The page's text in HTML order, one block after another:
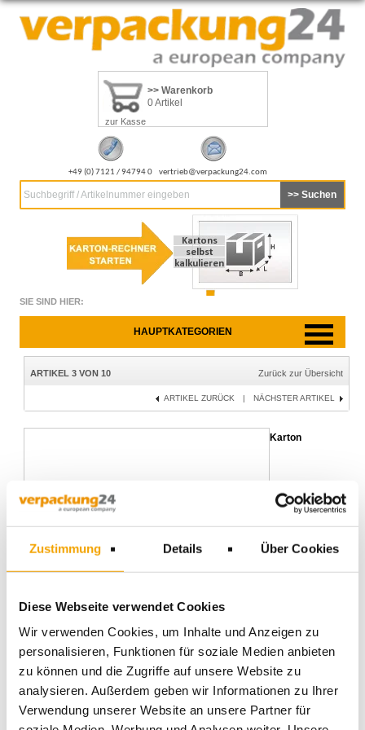
Zustimmung Details Über Cookies
Diese Webseite verwendet Cookies
Wir verwenden Cookies, um Inhalte und Anzeigen zu
personalisieren, Funktionen für soziale Medien anbieten
zu können und die Zugriffe auf unsere Website zu
analysieren. Außerdem geben wir Informationen zu Ihrer
Verwendung unserer Website an unsere Partner für
>> Warenkorb
0 Artikel
zur Kasse
+49 (0) 7121 / 94794 0 vertrieb@verpackung24.com
Suchbegriff / Artikelnummer eingeben
SIE SIND HIER:
HAUPTKATEGORIEN
ARTIKEL 3 VON 10 Zurück zur Übersicht
ARTIKEL ZURÜCK | NÄCHSTER ARTIKEL
Karton
345x245x70mm, Fefco 0201, 1.20B, Innenmaß, 900 Stk./Pal., DHL
Kleinpaket